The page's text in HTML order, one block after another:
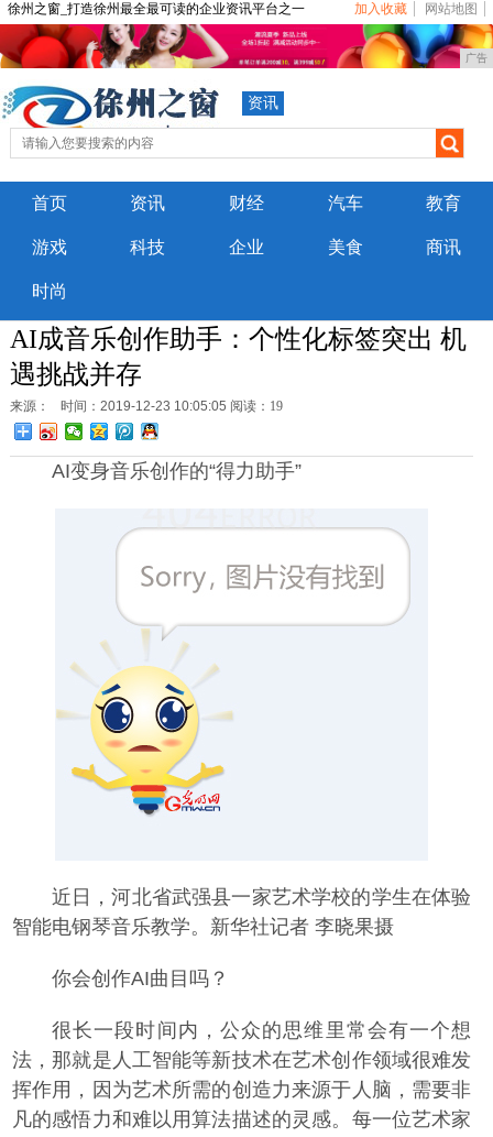
徐州之窗_打造徐州最全最可读的企业资讯平台之一 加入收藏 网站地图
广告
资讯
首页 资讯 财经 汽车 教育
游戏 科技 企业 美食 商讯
时尚
AI成音乐创作助手：个性化标签突出 机
遇挑战并存
来源： 时间：2019-12-23 10:05:05 阅读：19
AI变身音乐创作的“得力助手”
近日，河北省武强县一家艺术学校的学生在体验
智能电钢琴音乐教学。新华社记者 李晓果摄
你会创作AI曲目吗？
很长一段时间内，公众的思维里常会有一个想
法，那就是人工智能等新技术在艺术创作领域很难发
挥作用，因为艺术所需的创造力来源于人脑，需要非
凡的感悟力和难以用算法描述的灵感。每一位艺术家